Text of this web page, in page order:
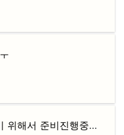
한국에 프랑스치즈를 수입하기 위해서 준비진행중에 있습니다 .